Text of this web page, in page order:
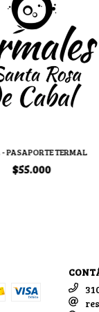
- PASAPORTE TERMAL
$55.000